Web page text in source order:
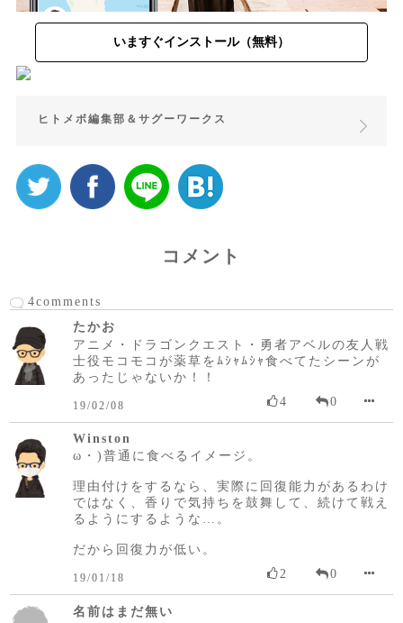
いますぐインストール（無料）
ヒトメボ編集部＆サグーワークス
コメント
4comments
たかお
アニメ・ドラゴンクエスト・勇者アベルの友人戦
士役モコモコが薬草をﾑｼｬﾑｼｬ食べてたシーンが
あったじゃないか！！
19/02/08 4 0
Winston
ω・)普通に食べるイメージ。
理由付けをするなら、実際に回復能力があるわけ
ではなく、香りで気持ちを鼓舞して、続けて戦え
るようにするような…。
だから回復力が低い。
19/01/18 2 0
名前はまだ無い